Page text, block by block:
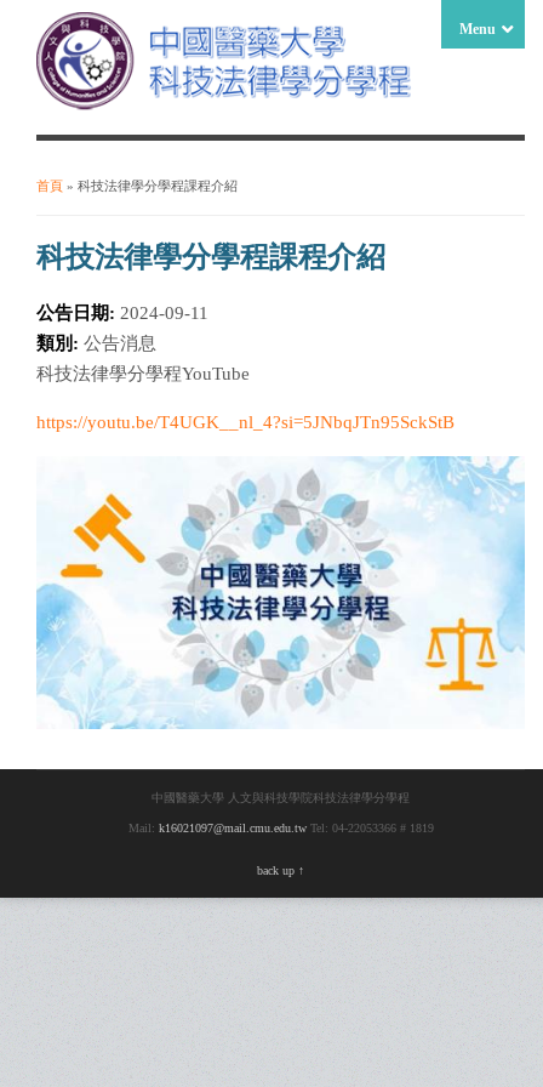
Menu
首頁 » 科技法律學分學程課程介紹
科技法律學分學程課程介紹
公告日期: 2024-09-11
類別: 公告消息
科技法律學分學程YouTube
https://youtu.be/T4UGK__nl_4?si=5JNbqJTn95SckStB
中國醫藥大學 人文與科技學院科技法律學分學程
Mail: k16021097@mail.cmu.edu.twTel: 04-22053366 # 1819
back up ↑